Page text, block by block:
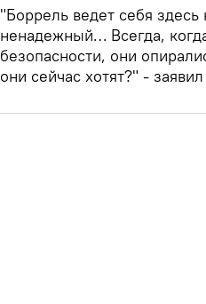
"Боррель ведет себя
ненадежный… Всегда,
безопасности, они
они сейчас хотят?" -